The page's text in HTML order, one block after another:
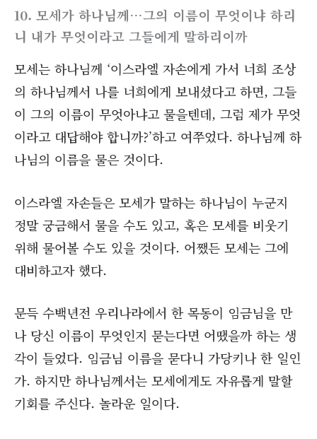
10. 모세가 하나님께…그의 이름이 무엇이냐 하리
니 내가 무엇이라고 그들에게 말하리이까
모세는 하나님께 ‘이스라엘 자손에게 가서 너희 조상
의 하나님께서 나를 너희에게 보내셨다고 하면, 그들
이 그의 이름이 무엇아냐고 물을텐데, 그럼 제가 무엇
이라고 대답해야 합니까?’하고 여쭈었다. 하나님께 하
나님의 이름을 물은 것이다.
이스라엘 자손들은 모세가 말하는 하나님이 누군지
정말 궁금해서 물을 수도 있고, 혹은 모세를 비웃기
위해 물어볼 수도 있을 것이다. 어쨌든 모세는 그에
대비하고자 했다.
문득 수백년전 우리나라에서 한 목동이 임금님을 만
나 당신 이름이 무엇인지 묻는다면 어땠을까 하는 생
각이 들었다. 임금님 이름을 묻다니 가당키나 한 일인
가. 하지만 하나님께서는 모세에게도 자유롭게 말할
기회를 주신다. 놀라운 일이다.